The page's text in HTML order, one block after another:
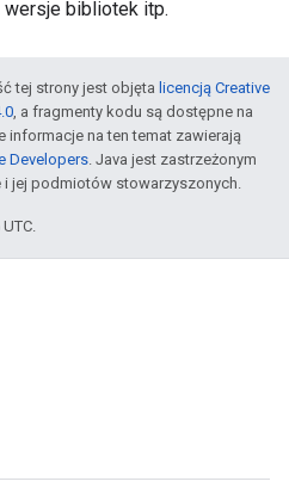
wersje bibliotek itp.
tej strony jest objęta licencją Creative
, a fragmenty kodu są dostępne na
informacje na ten temat zawierają
Developers. Java jest zastrzeżonym
i jej podmiotów stowarzyszonych.